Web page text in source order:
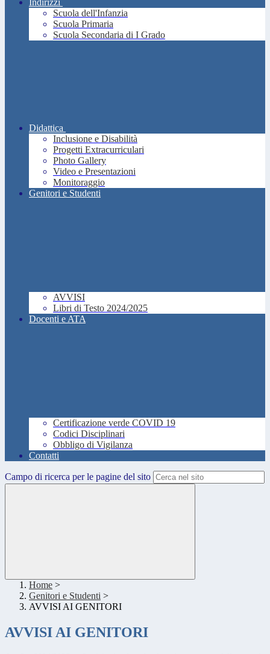
Indirizzi
Scuola dell'Infanzia
Scuola Primaria
Scuola Secondaria di I Grado
Didattica
Inclusione e Disabilità
Progetti Extracurriculari
Photo Gallery
Video e Presentazioni
Monitoraggio
Genitori e Studenti
AVVISI
Libri di Testo 2024/2025
Docenti e ATA
Certificazione verde COVID 19
Codici Disciplinari
Obbligo di Vigilanza
Contatti
Campo di ricerca per le pagine del sito
Home >
Genitori e Studenti >
AVVISI AI GENITORI
AVVISI AI GENITORI